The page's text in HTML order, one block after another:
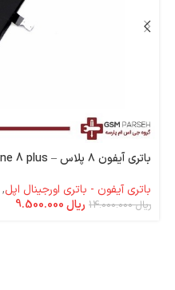
باتری آیفون ۸ پلاس – Battery iphone 8 plus
باتری آیفون - باتری اورجینال اپل,
ریال14.000.000 ریال